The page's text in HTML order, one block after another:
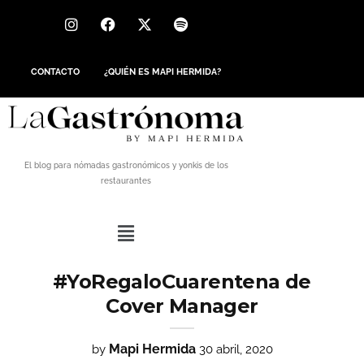
CONTACTO ¿QUIÉN ES MAPI HERMIDA?
El blog para nómadas gastronómicos y yonkis de los
restaurantes
#YoRegaloCuarentena de
Cover Manager
by Mapi Hermida 30 abril, 2020